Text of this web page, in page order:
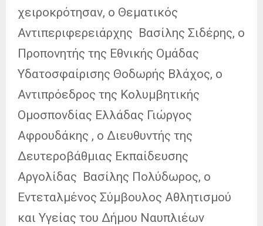
χειροκρότησαν, ο Θεματικός
Αντιπεριφερειάρχης Βασίλης Σιδέρης, ο
Προπονητής της Εθνικής Ομάδας
Υδατοσφαίρισης Θοδωρής Βλάχος, ο
Αντιπρόεδρος της Κολυμβητικής
Ομοσπονδίας Ελλάδας Γιώργος
Αφρουδάκης , ο Διευθυντής της
Δευτεροβάθμιας Εκπαίδευσης
Αργολίδας Βασίλης Πολύδωρος, ο
Εντεταλμένος Σύμβουλος Αθλητισμού
και Υγείας του Δήμου Ναυπλιέων